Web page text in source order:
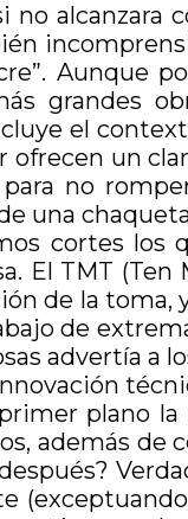
no
Aunque
grandes
el
ofrecen un
no
una
cortes los
El TMT
de la toma,
de
advertía a
plano
además de